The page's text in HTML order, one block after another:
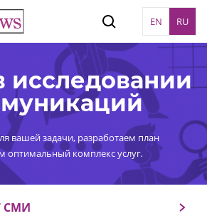
EN RU
исследовании
вашей задачи, разработаем план
оптимальный комплекс услуг.
СМИ